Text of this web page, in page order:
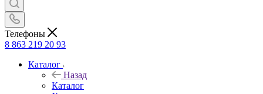
Телефоны
8 863 219 20 93
Каталог
Назад
Каталог